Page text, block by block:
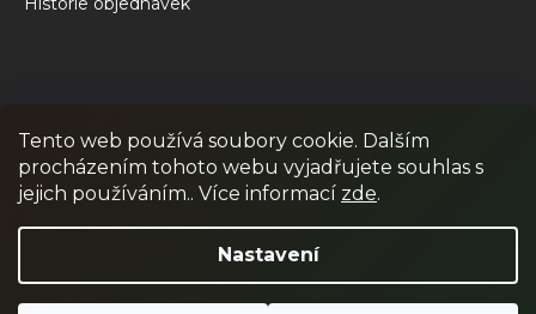
Tento web používá soubory cookie. Dalším
procházením tohoto webu vyjadřujete souhlas s
jejich používáním.. Více informací zde.
Nastavení
PAINTBALL